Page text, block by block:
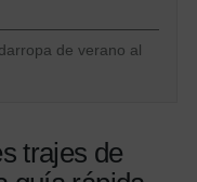
de verano al
trajes de